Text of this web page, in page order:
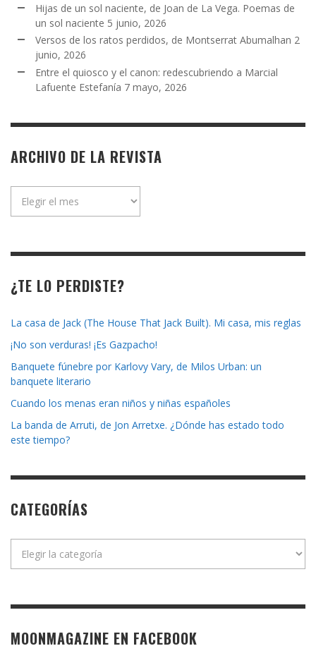
Hijas de un sol naciente, de Joan de La Vega. Poemas de
un sol naciente 5 junio, 2026
Versos de los ratos perdidos, de Montserrat Abumalhan 2
junio, 2026
Entre el quiosco y el canon: redescubriendo a Marcial
Lafuente Estefanía 7 mayo, 2026
ARCHIVO DE LA REVISTA
¿TE LO PERDISTE?
La casa de Jack (The House That Jack Built). Mi casa, mis reglas
¡No son verduras! ¡Es Gazpacho!
Banquete fúnebre por Karlovy Vary, de Milos Urban: un
banquete literario
Cuando los menas eran niños y niñas españoles
La banda de Arruti, de Jon Arretxe. ¿Dónde has estado todo
este tiempo?
CATEGORÍAS
MOONMAGAZINE EN FACEBOOK